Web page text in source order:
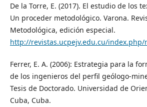
De la Torre, E. (2017). El estudio de los
Un proceder metodológico. Varona.
Metodológica, edición especial.
http://revistas.ucpejv.edu.cu/
Ferrer, E. A. (2006): Estrategia para la
de los ingenieros del perfil geólogo-
Tesis de Doctorado. Universidad de
Cuba, Cuba.